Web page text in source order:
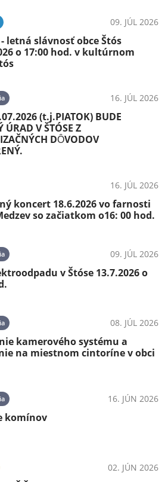
09. JÚL 2026
letná slávnosť obce Štós
o 17:00 hod. v kultúrnom
16. JÚL 2026
(t.j.PIATOK) BUDE
ÚRAD V ŠTÓSE Z
DȎVODOV
16. JÚL 2026
koncert 18.6.2026 vo farnosti
so začiatkom o16: 00 hod.
09. JÚL 2026
v Štóse 13.7.2026 o
08. JÚL 2026
kamerového systému a
na miestnom cintoríne v obci
16. JÚN 2026
komínov
02. JÚN 2026